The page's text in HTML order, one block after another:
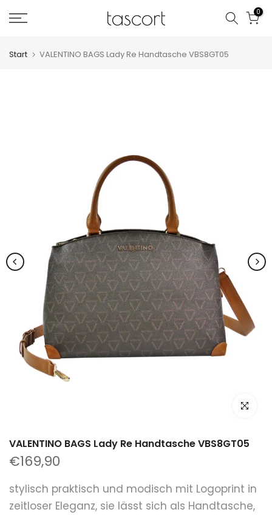
Zum
springen
0
Start VALENTINO BAGS Lady Re Handtasche VBS8GT05
klicken
VALENTINO BAGS Lady Re Handtasche VBS8GT05
€169,90
stylisch praktisch und modisch mit Logoprint in
zeitloser Eleganz, sie lässt sich als Handtasche,